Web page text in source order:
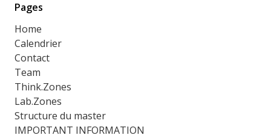
Pages
Home
Calendrier
Contact
Team
Think.Zones
Lab.Zones
Structure du master
IMPORTANT INFORMATION